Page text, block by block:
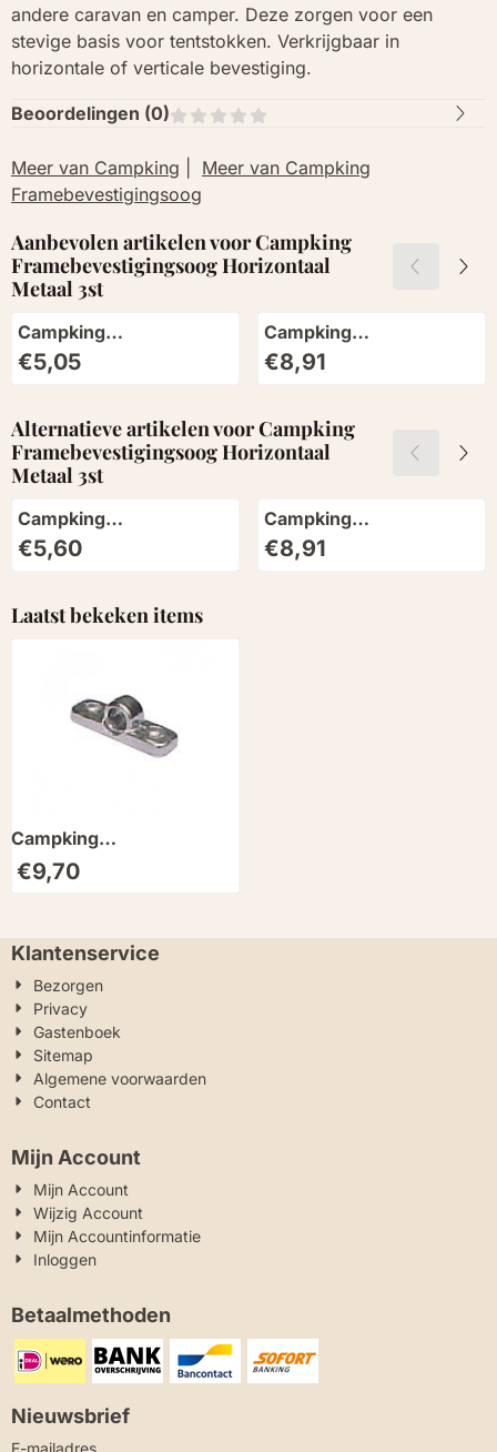
andere caravan en camper. Deze zorgen voor een
stevige basis voor tentstokken. Verkrijgbaar in
horizontale of verticale bevestiging.
Beoordelingen (0)
Meer van Campking
Meer van Campking
Framebevestigingsoog
Aanbevolen artikelen voorCampking
Framebevestigingsoog Horizontaal
Metaal 3st
Campking
Framebevestigingsoog
Horizontaal Kunststof
Prijs: 5,05
€5,05
Campking
Framebevestigingsoog
Verticaal Metaal 3st
Prijs: 8,91
€8,91
Alternatieve artikelen voorCampking
Framebevestigingsoog Horizontaal
Metaal 3st
Campking
Framebevestigingsoog
Verticaal Kunststof 3st
Prijs: 5,60
€5,60
Campking
Framebevestigingsoog
Verticaal Metaal 3st
Prijs: 8,91
€8,91
Laatst bekeken items
Campking
Framebevestigingsoog
Horizontaal Metaal 3st
€9,70
Klantenservice
Bezorgen
Privacy
Gastenboek
Sitemap
Algemene voorwaarden
Contact
Mijn Account
Mijn Account
Wijzig Account
Mijn Accountinformatie
Inloggen
Betaalmethoden
Nieuwsbrief
E-mailadresVul je e-mailadres in voor de nieuwsbrief